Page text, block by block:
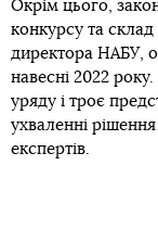
Окрім цього,
конкурсу та склад
директора НАБУ,
навесні 2022 року.
уряду і троє
ухваленні
експертів.